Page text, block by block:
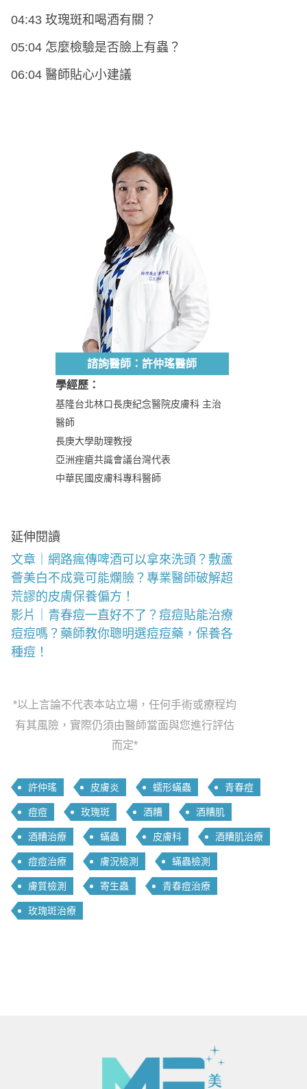
04:43 玫瑰斑和喝酒有關？
05:04 怎麼檢驗是否臉上有蟲？
06:04 醫師貼心小建議
諮詢醫師：許仲瑤醫師
學經歷：
基隆台北林口長庚紀念醫院皮膚科 主治
醫師
長庚大學助理教授
亞洲痤瘡共識會議台灣代表
中華民國皮膚科專科醫師
延伸閱讀
文章｜網路瘋傳啤酒可以拿來洗頭？敷蘆
薈美白不成竟可能爛臉？專業醫師破解超
荒謬的皮膚保養偏方！
影片｜青春痘一直好不了？痘痘貼能治療
痘痘嗎？藥師教你聰明選痘痘藥，保養各
種痘！
*以上言論不代表本站立場，任何手術或療程均
有其風險，實際仍須由醫師當面與您進行評估
而定*
許仲瑤 皮膚炎 蠕形蟎蟲 青春痘
痘痘 玫瑰斑 酒糟 酒糟肌
酒糟治療 蟎蟲 皮膚科 酒糟肌治療
痘痘治療 膚況檢測 蟎蟲檢測
膚質檢測 寄生蟲 青春痘治療
玫瑰斑治療